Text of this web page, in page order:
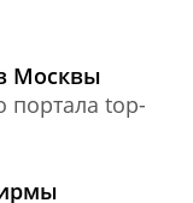
Москвы
портала top-